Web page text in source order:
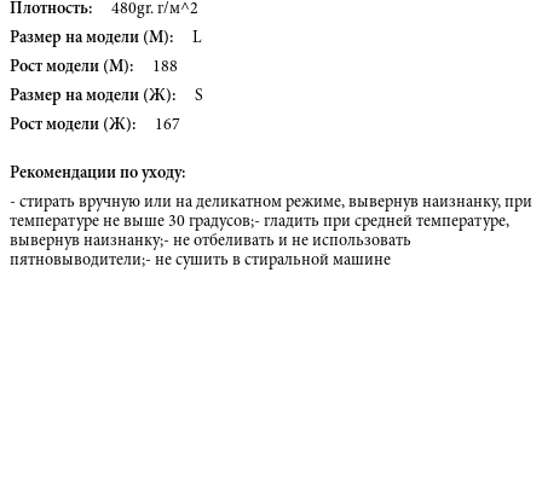
Плотность:
480gr. г/м^2
Размер на модели (М):
L
Рост модели (М):
188
Размер на модели (Ж):
S
Рост модели (Ж):
167
Рекомендации по уходу:
- стирать вручную или на деликатном режиме, вывернув наизнанку, при
температуре не выше 30 градусов;- гладить при средней температуре,
вывернув наизнанку;- не отбеливать и не использовать
пятновыводители;- не сушить в стиральной машине